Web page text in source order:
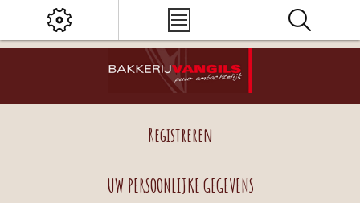
Registreren
UW PERSOONLIJKE GEGEVENS